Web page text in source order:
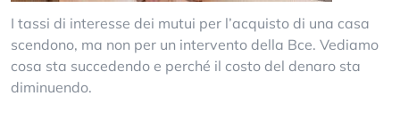
I tassi di interesse dei mutui per l’acquisto di una casa
scendono, ma non per un intervento della Bce. Vediamo
cosa sta succedendo e perché il costo del denaro sta
diminuendo.